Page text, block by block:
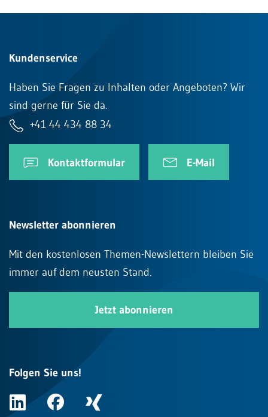
Kundenservice
Haben Sie Fragen zu Inhalten oder Angeboten? Wir
sind gerne für Sie da.
+41 44 434 88 34
Kontaktformular E-Mail
Newsletter abonnieren
Mit den kostenlosen Themen-Newslettern bleiben Sie
immer auf dem neusten Stand.
Jetzt abonnieren
Folgen Sie uns!